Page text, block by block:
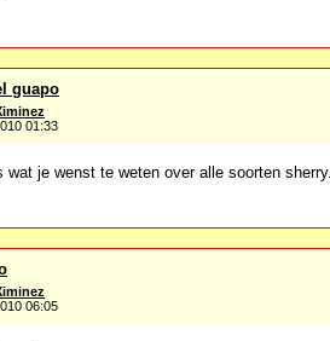
guapo
01:33
wat je wenst te weten over alle soorten
06:05